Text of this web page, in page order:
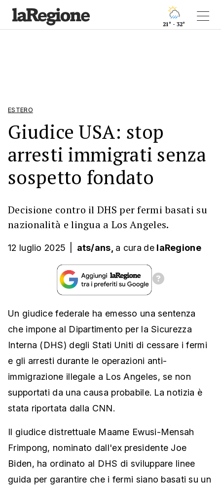
21° - 32°
ESTERO
Giudice USA: stop
arresti immigrati senza
sospetto fondato
Decisione contro il DHS per fermi basati su
nazionalità e lingua a Los Angeles.
12 luglio 2025 ats/ans, a cura de laRegione
Un giudice federale ha emesso una sentenza
che impone al Dipartimento per la Sicurezza
Interna (DHS) degli Stati Uniti di cessare i fermi
e gli arresti durante le operazioni anti-
immigrazione illegale a Los Angeles, se non
supportati da una causa probabile. La notizia è
stata riportata dalla CNN.
Il giudice distrettuale Maame Ewusi-Mensah
Frimpong, nominato dall'ex presidente Joe
Biden, ha ordinato al DHS di sviluppare linee
guida per garantire che i fermi siano basati su un